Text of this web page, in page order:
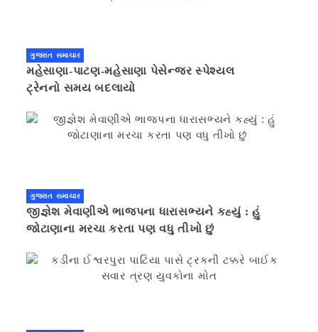
ગુજરાત સમાચાર
મહેસાણા-પાટણ-મહેસાણા પેસેન્જર સ્પેશ્યલ
ટ્રેનનો સમય બદલાયો
ગુજરાત સમાચાર
જીજ્ઞેશ મેવાણીએ ભાજપના ધારાસભ્યને કહ્યું : હું
જોટાણાના મરચા કરતા પણ વધુ તીખો છું